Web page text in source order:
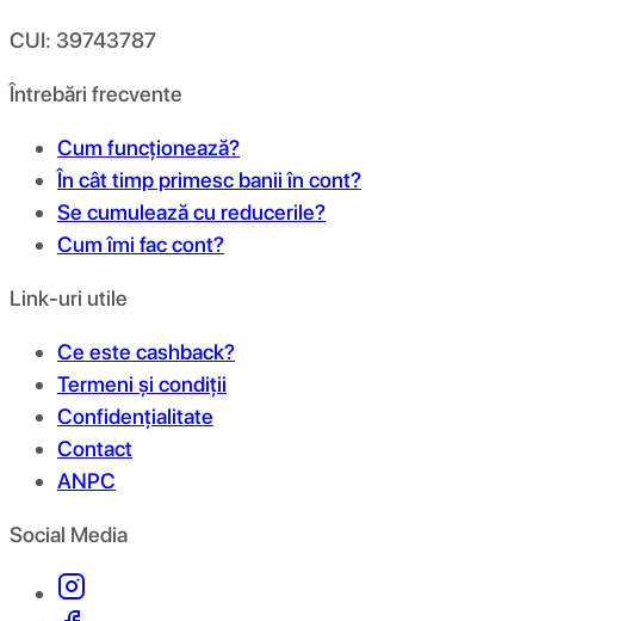
CUI: 39743787
Întrebări frecvente
Cum funcționează?
În cât timp primesc banii în cont?
Se cumulează cu reducerile?
Cum îmi fac cont?
Link-uri utile
Ce este cashback?
Termeni și condiții
Confidențialitate
Contact
ANPC
Social Media